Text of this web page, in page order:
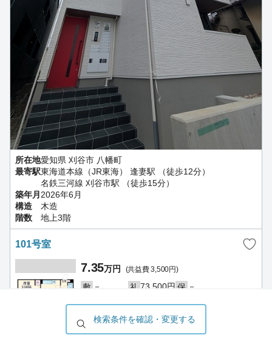
所在地愛知県 刈谷市 八幡町
最寄駅東海道本線（JR東海） 逢妻駅 （徒歩12分）
名鉄三河線 刈谷市駅 （徒歩15分）
築年月 2026年6月
構造
木造
階数
地上3階
101号室
見る
7.35万円 (共益費 3,500円)
敷 － 礼73,500円 保 －
1階 / 1LDK / 30.65㎡
2026/08/09 更新
検索条件を確認・変更する